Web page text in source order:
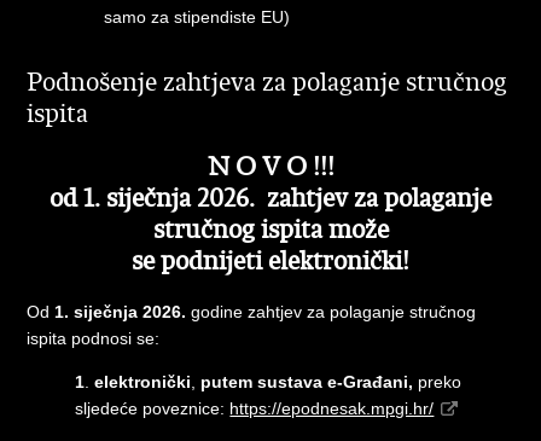
samo za stipendiste EU)
Podnošenje zahtjeva za polaganje stručnog
ispita
N O V O !!!
od 1. siječnja 2026. zahtjev za polaganje
stručnog ispita može
sepodnijeti elektronički!
Od 1. siječnja 2026. godine zahtjev za polaganje stručnog
ispita podnosi se:
1 .elektronički putem sustava e-Građani, preko
sljedeće poveznice: https://epodnesak.mpgi.hr/